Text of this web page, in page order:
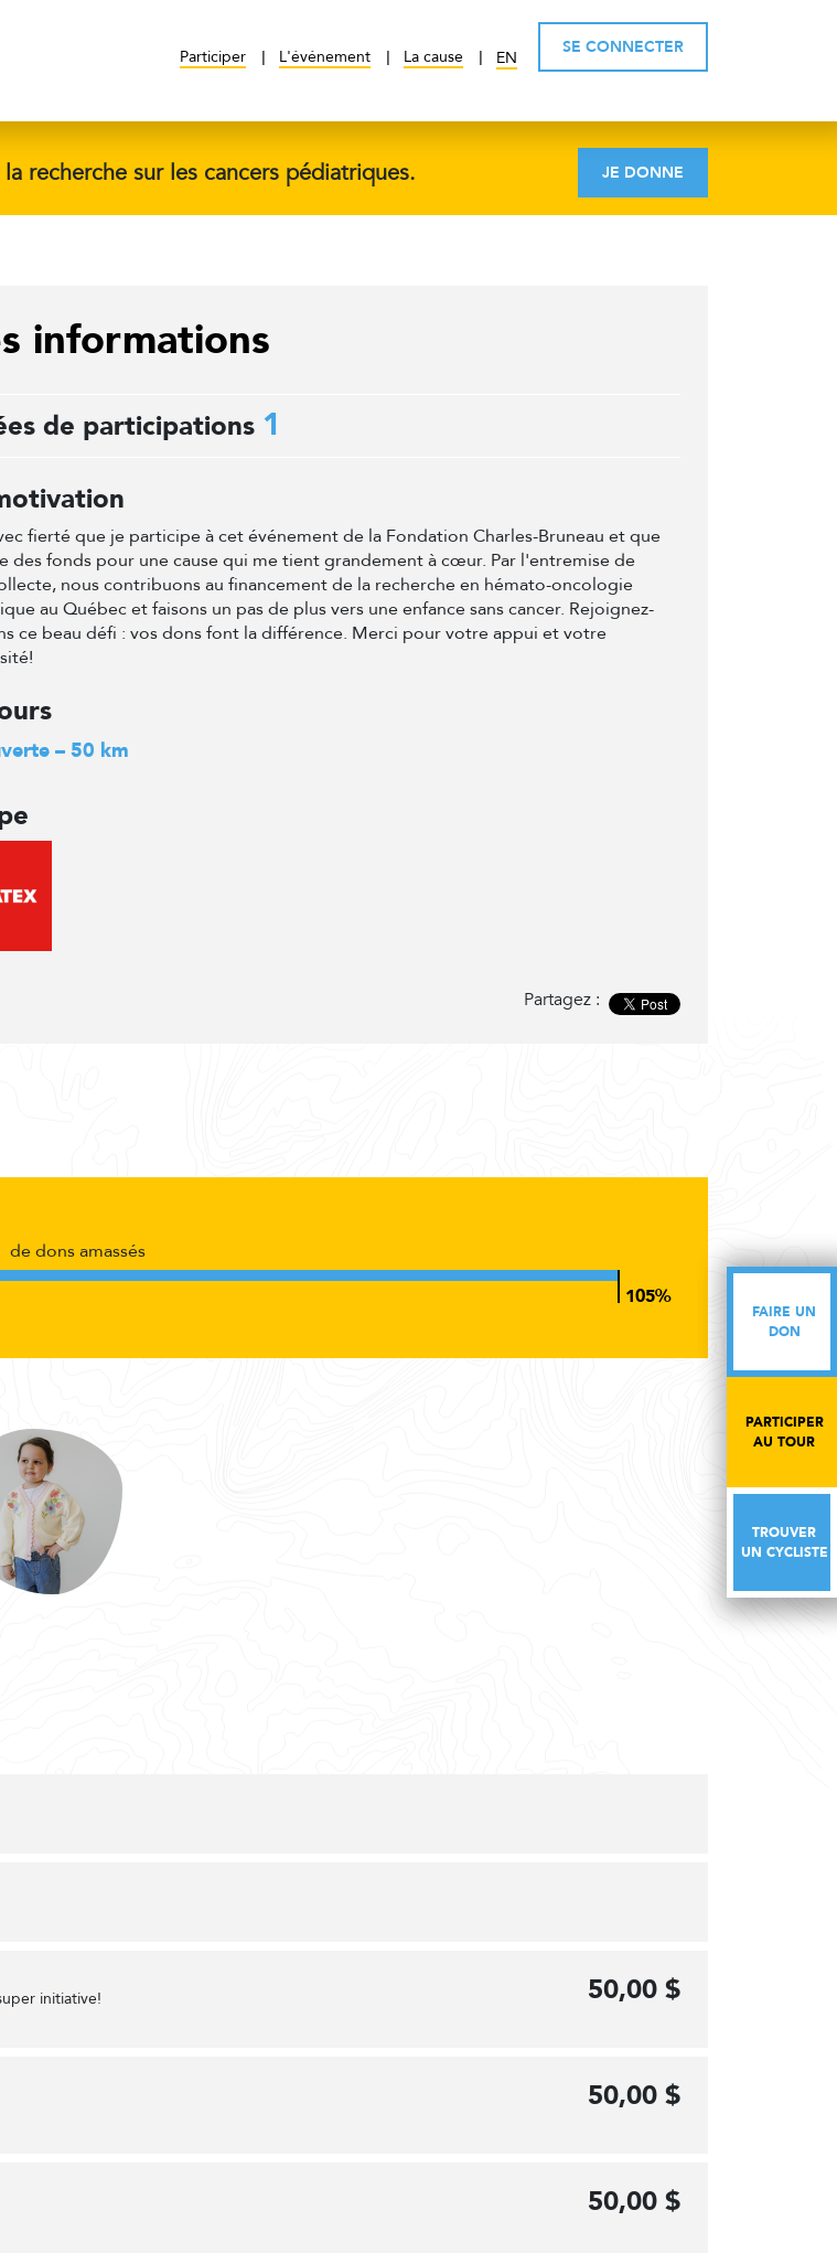
Participer L'événement La cause EN
SE CONNECTER
FAIRE UN
DON
PARTICIPER
AU TOUR
TROUVER
UN CYCLISTE
recherche sur les cancers pédiatriques. JE DONNE
informations
de participations 1
fierté que je participe à cet événement de la Fondation Charles-Bruneau et que
des fonds pour une cause qui me tient grandement à cœur. Par l'entremise de
nous contribuons au financement de la recherche en hémato-oncologie
au Québec et faisons un pas de plus vers une enfance sans cancer. Rejoignez-
ce beau défi : vos dons font la différence. Merci pour votre appui et votre
– 50 km
Partagez :
de dons amassés
initiative! 50,00 $
50,00 $
50,00 $
FAIRE UN
DON
PARTICIPER
AU TOUR
TROUVER
UN CYCLISTE